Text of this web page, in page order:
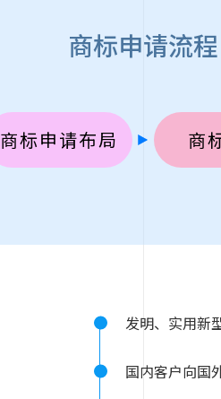
商标申请流程
商标申请布局 商
发明、实用新
国内客户向国